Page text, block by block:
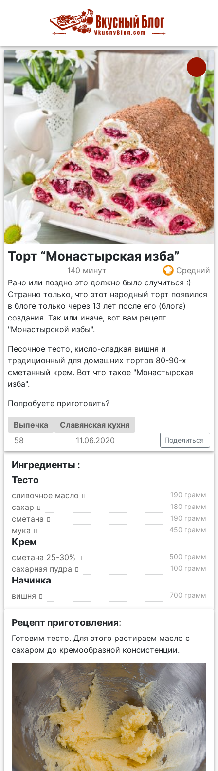
Торт “Монастырская изба”
140 минут
Средний
Рано или поздно это должно было случиться :)
Странно только, что этот народный торт появился
в блоге только через 13 лет после его (блога)
создания. Так или иначе, вот вам рецепт
"Монастырской избы".
Песочное тесто, кисло-сладкая вишня и
традиционный для домашних тортов 80-90-х
сметанный крем. Вот что такое "Монастырская
изба".
Попробуете приготовить?
Выпечка
Славянская кухня
58
11.06.2020 Поделиться
Ингредиенты :
Тесто
сливочное масло 190 грамм
сахар 180 грамм
сметана 190 грамм
мука 450 грамм
Крем
сметана 25-30% 500 грамм
сахарная пудра 100 грамм
Начинка
вишня 700 грамм
Рецепт приготовления:
Готовим тесто. Для этого растираем масло с
сахаром до кремообразной консистенции.